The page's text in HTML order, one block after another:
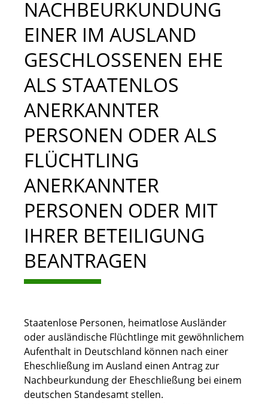
NACHBEURKUNDUNG
EINER IM AUSLAND
GESCHLOSSENEN EHE
ALS STAATENLOS
ANERKANNTER
PERSONEN ODER ALS
FLÜCHTLING
ANERKANNTER
PERSONEN ODER MIT
IHRER BETEILIGUNG
BEANTRAGEN
Staatenlose Personen, heimatlose Ausländer
oder ausländische Flüchtlinge mit gewöhnlichem
Aufenthalt in Deutschland können nach einer
Eheschließung im Ausland einen Antrag zur
Nachbeurkundung der Eheschließung bei einem
deutschen Standesamt stellen.